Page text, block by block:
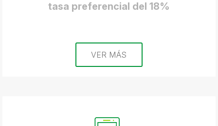
tasa preferencial del 18%
VER MÁS